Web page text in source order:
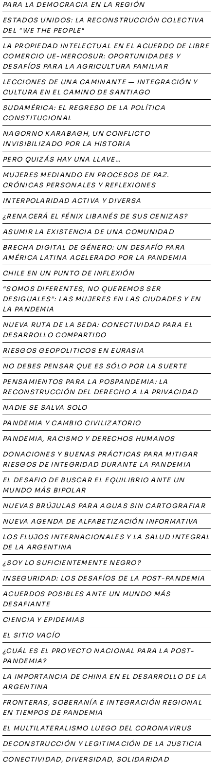
PARA LA DEMOCRACIA EN LA REGIÓN
ESTADOS UNIDOS: LA RECONSTRUCCIÓN COLECTIVA
DEL "WE THE PEOPLE"
LA PROPIEDAD INTELECTUAL EN EL ACUERDO DE LIBRE
COMERCIO UE-MERCOSUR: OPORTUNIDADES Y
DESAFÍOS PARA LA AGRICULTURA FAMILIAR
LECCIONES DE UNA CAMINANTE — INTEGRACIÓN Y
CULTURA EN EL CAMINO DE SANTIAGO
SUDAMÉRICA: EL REGRESO DE LA POLÍTICA
CONSTITUCIONAL
NAGORNO KARABAGH, UN CONFLICTO
INVISIBILIZADO POR LA HISTORIA
PERO QUIZÁS HAY UNA LLAVE…
MUJERES MEDIANDO EN PROCESOS DE PAZ.
CRÓNICAS PERSONALES Y REFLEXIONES
INTERPOLARIDAD ACTIVA Y DIVERSA
¿RENACERÁ EL FÉNIX LIBANÉS DE SUS CENIZAS?
ASUMIR LA EXISTENCIA DE UNA COMUNIDAD
BRECHA DIGITAL DE GÉNERO: UN DESAFÍO PARA
AMÉRICA LATINA ACELERADO POR LA PANDEMIA
CHILE EN UN PUNTO DE INFLEXIÓN
“SOMOS DIFERENTES, NO QUEREMOS SER
DESIGUALES”: LAS MUJERES EN LAS CIUDADES Y EN
LA PANDEMIA
NUEVA RUTA DE LA SEDA: CONECTIVIDAD PARA EL
DESARROLLO COMPARTIDO
RIESGOS GEOPOLITICOS EN EURASIA
NO DEBES PENSAR QUE ES SÓLO POR LA SUERTE
PENSAMIENTOS PARA LA POSPANDEMIA: LA
RECONSTRUCCIÓN DEL DERECHO A LA PRIVACIDAD
NADIE SE SALVA SOLO
PANDEMIA Y CAMBIO CIVILIZATORIO
PANDEMIA, RACISMO Y DERECHOS HUMANOS
DONACIONES Y BUENAS PRÁCTICAS PARA MITIGAR
RIESGOS DE INTEGRIDAD DURANTE LA PANDEMIA
EL DESAFIO DE BUSCAR EL EQUILIBRIO ANTE UN
MUNDO MÁS BIPOLAR
NUEVAS BRÚJULAS PARA AGUAS SIN CARTOGRAFIAR
NUEVA AGENDA DE ALFABETIZACIÓN INFORMATIVA
LOS FLUJOS INTERNACIONALES Y LA SALUD INTEGRAL
DE LA ARGENTINA
¿SOY LO SUFICIENTEMENTE NEGRO?
INSEGURIDAD: LOS DESAFÍOS DE LA POST-PANDEMIA
ACUERDOS POSIBLES ANTE UN MUNDO MÁS
DESAFIANTE
CIENCIA Y EPIDEMIAS
EL SITIO VACÍO
¿CUÁL ES EL PROYECTO NACIONAL PARA LA POST-
PANDEMIA?
LA IMPORTANCIA DE CHINA EN EL DESARROLLO DE LA
ARGENTINA
FRONTERAS, SOBERANÍA E INTEGRACIÓN REGIONAL
EN TIEMPOS DE PANDEMIA
EL MULTILATERALISMO LUEGO DEL CORONAVIRUS
DECONSTRUCCIÓN Y LEGITIMACIÓN DE LA JUSTICIA
CONECTIVIDAD, DIVERSIDAD, SOLIDARIDAD